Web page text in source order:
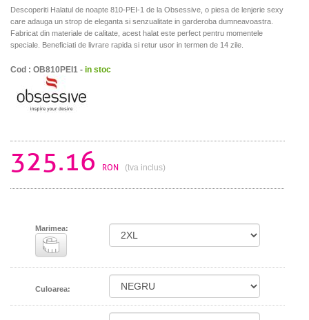
Descoperiti Halatul de noapte 810-PEI-1 de la Obsessive, o piesa de lenjerie sexy
care adauga un strop de eleganta si senzualitate in garderoba dumneavoastra.
Fabricat din materiale de calitate, acest halat este perfect pentru momentele
speciale. Beneficiati de livrare rapida si retur usor in termen de 14 zile.
Cod : OB810PEI1 - in stoc
325.16 RON (tva inclus)
Marimea:
Culoarea: